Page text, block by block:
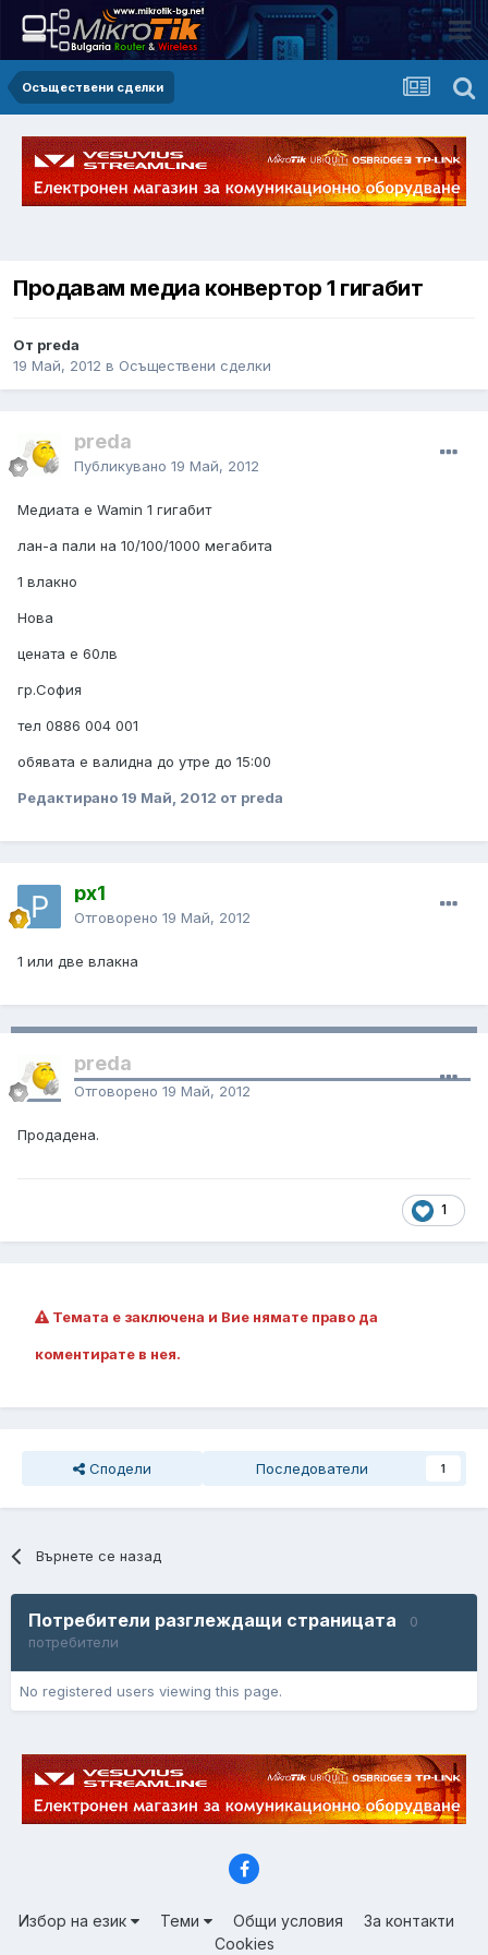
Осъществени сделки
Продавам медиа конвертор 1 гигабит
От preda
19 Май, 2012 в Осъществени сделки
preda
Публикувано 19 Май, 2012
Медиата е Wamin 1 гигабит
лан-а пали на 10/100/1000 мегабита
1 влакно
Нова
цената е 60лв
гр.София
тел 0886 004 001
обявата е валидна до утре до 15:00
Редактирано 19 Май, 2012 от preda
px1
Отговорено 19 Май, 2012
1 или две влакна
preda
Отговорено 19 Май, 2012
Продадена.
1
Темата е заключена и Вие нямате право да
коментирате в нея.
Сподели Последователи 1
Върнете се назад
Потребители разглеждащи страницата
0
потребители
No registered users viewing this page.
Избор на език Теми Общи условия
За контакти
Cookies